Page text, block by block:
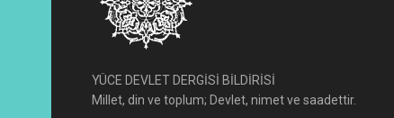
YÜCE DEVLET DERGİSİ BİLDİRİSİ
Millet, din ve toplum; Devlet, nimet ve saadettir.